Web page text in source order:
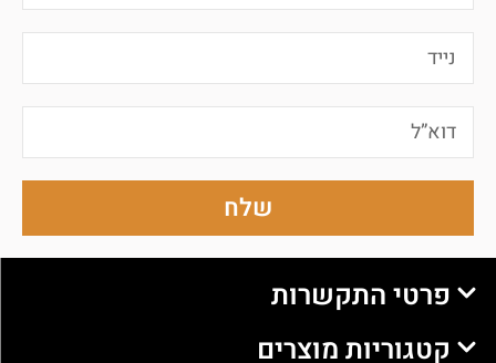
שלח
פרטי התקשרות
קטגוריות מוצרים